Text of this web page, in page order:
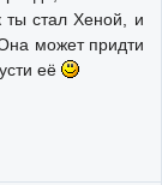
ты стал Хеной, и
может придти
её